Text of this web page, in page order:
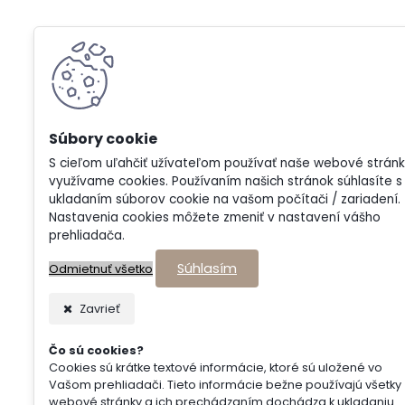
S cieľom uľahčiť užívateľom používať naše webové
využívame cookies. Používaním našich stránok súhlasíte s
ukladaním súborov cookie na vašom počítači / zariadení.
Nastavenia cookies môžete zmeniť v nastavení vášho
prehliadača.
Odmietnuť všetko Súhlasím
Zavrieť
Čo sú cookies?
Cookies sú krátke textové informácie, ktoré sú uložené vo
Vašom prehliadači. Tieto informácie bežne používajú všetky
webové stránky a ich prechádzaním dochádza k ukladaniu